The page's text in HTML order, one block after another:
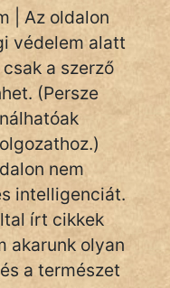
| Az oldalon
védelem alatt
a szerző
(Persze
nem
intelligenciát.
írt cikkek
akarunk olyan
a természet